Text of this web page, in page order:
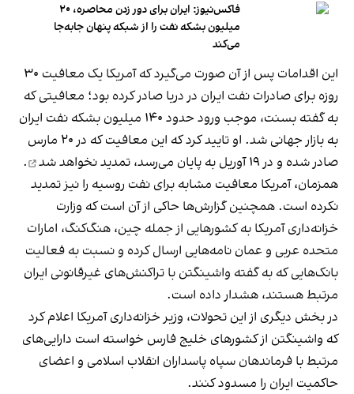
فاکس‌نیوز: ایران برای دور زدن محاصره، ۲۰
میلیون بشکه نفت را از شبکه پنهان جابه‌جا
می‌کند
این اقدامات پس از آن صورت می‌گیرد که آمریکا یک معافیت ۳۰
روزه برای صادرات نفت ایران در دریا صادر کرده بود؛ معافیتی که
به گفته بسنت، موجب ورود حدود ۱۴۰ میلیون بشکه نفت ایران
به بازار جهانی شد. او تایید کرد که این معافیت که در ۲۰ مارس
صادر شده و در ۱۹ آوریل به پایان می‌رسد،
تمدید نخواهد شد
.
همزمان، آمریکا معافیت مشابه برای نفت روسیه را نیز تمدید
نکرده است. همچنین گزارش‌ها حاکی از آن است که وزارت
خزانه‌داری آمریکا به کشورهایی از جمله چین، هنگ‌کنگ، امارات
متحده عربی و عمان نامه‌هایی ارسال کرده و نسبت به فعالیت
بانک‌هایی که به گفته واشینگتن با تراکنش‌های غیرقانونی ایران
مرتبط هستند، هشدار داده است.
در بخش دیگری از این تحولات، وزیر خزانه‌داری آمریکا اعلام کرد
که واشینگتن از کشورهای خلیج فارس خواسته است دارایی‌های
مرتبط با فرماندهان سپاه پاسداران انقلاب اسلامی و اعضای
حاکمیت ایران را مسدود کنند.